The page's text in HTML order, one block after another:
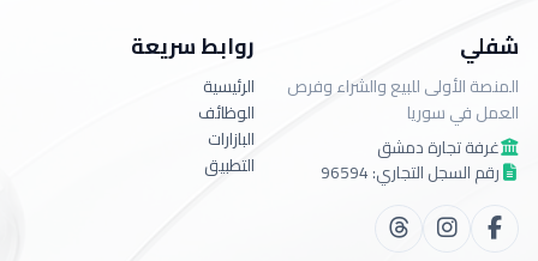
شفلي
المنصة الأولى للبيع والشراء وفرص
العمل في سوريا
غرفة تجارة دمشق
رقم السجل التجاري: 96594
روابط سريعة
الرئيسية
الوظائف
البازارات
التطبيق